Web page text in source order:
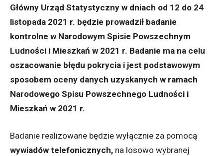
Główny Urząd Statystyczny w dniach od 12 do 24
listopada 2021 r. będzie prowadził badanie
kontrolne w Narodowym Spisie Powszechnym
Ludności i Mieszkań w 2021 r. Badanie ma na celu
oszacowanie błędu pokrycia i jest podstawowym
sposobem oceny danych uzyskanych w ramach
Narodowego Spisu Powszechnego Ludności i
Mieszkań w 2021 r.
Badanie realizowane będzie wyłącznie za pomocą
wywiadów telefonicznych, na losowo wybranej